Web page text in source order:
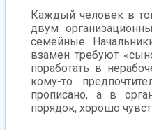
Каждый человек в
двум
семейные.
взамен требуют
поработать в
кому-то
прописано, а в
порядок, хорошо